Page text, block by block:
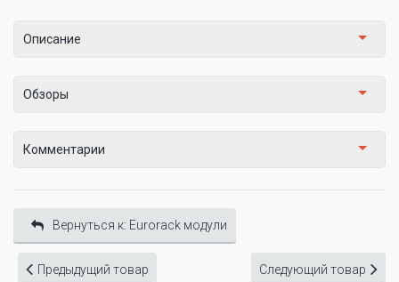
Описание
Обзоры
Комментарии
Вернуться к: Eurorack модули
Предыдущий товар Следующий товар